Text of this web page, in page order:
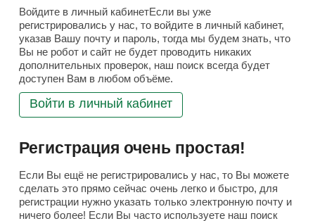
Войдите в личный кабинетЕсли вы уже
регистрировались у нас, то войдите в личный кабинет,
указав Вашу почту и пароль, тогда мы будем знать, что
Вы не робот и сайт не будет проводить никаких
дополнительных проверок, наш поиск всегда будет
доступен Вам в любом объёме.
Войти в личный кабинет
Регистрация очень простая!
Если Вы ещё не регистрировались у нас, то Вы можете
сделать это прямо сейчас очень легко и быстро, для
регистрации нужно указать только электронную почту и
ничего более! Если Вы часто используете наш поиск